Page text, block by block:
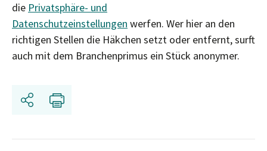
die Privatsphäre- und
Datenschutzeinstellungen werfen. Wer hier an den
richtigen Stellen die Häkchen setzt oder entfernt, surft
auch mit dem Branchenprimus ein Stück anonymer.
Teilen